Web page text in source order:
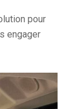
pour
engager